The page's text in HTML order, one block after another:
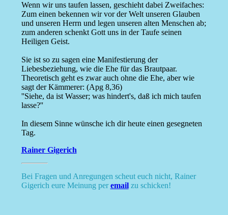
Wenn wir uns taufen lassen, geschieht dabei Zweifaches:
Zum einen bekennen wir vor der Welt unseren Glauben
und unseren Herrn und legen unseren alten Menschen ab;
zum anderen schenkt Gott uns in der Taufe seinen
Heiligen Geist.
Sie ist so zu sagen eine Manifestierung der
Liebesbeziehung, wie die Ehe für das Brautpaar.
Theoretisch geht es zwar auch ohne die Ehe, aber wie
sagt der Kämmerer: (Apg 8,36)
''Siehe, da ist Wasser; was hindert's, daß ich mich taufen
lasse?''
In diesem Sinne wünsche ich dir heute einen gesegneten
Tag.
Rainer Gigerich
Bei Fragen und Anregungen scheut euch nicht, Rainer
Gigerich eure Meinung peremailzu schicken!